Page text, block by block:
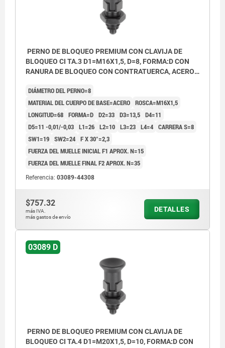
PERNO DE BLOQUEO PREMIUM CON CLAVIJA DE
BLOQUEO CI TA.3 D1=M16X1,5, D=8, FORMA:D CON
RANURA DE BLOQUEO CON CONTRATUERCA, ACERO
COMP:TERMOPLÁSTICO GRIS ANTRACITA RAL7021
DIÁMETRO DEL PERNO=8
MATERIAL DEL CUERPO DE BASE=ACERO ROSCA=M16X1,5
LONGITUD=68 FORMA=D D2=33 D3=13,5 D4=11
D5=11 -0,01/-0,03 L1=26 L2=10 L3=23 L4=4 CARRERA S=8
SW1=19 SW2=24 F X 30°=2,3
FUERZA DEL MUELLE INICIAL F1 APROX. N=15
FUERZA DEL MUELLE FINAL F2 APROX. N=35
Referencia: 03089-44308
$757.32
más IVA.
más gastos de envío
DETALLES
03089 D
PERNO DE BLOQUEO PREMIUM CON CLAVIJA DE
BLOQUEO CI TA.4 D1=M20X1,5, D=10, FORMA:D CON